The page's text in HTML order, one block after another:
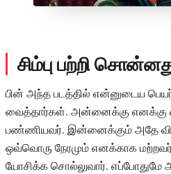
சிம்பு பற்றி
பின் அந்த படத்தில் என்னுடைய
வைத்தார்கள். அன்னைக்கு எனக்கு
பண்ணியவர். இன்னைக்கும் அதே
ஒவ்வொரு நேரமும் எனக்காக
யோசிக்க சொல்லுவார். எப்போதுமே